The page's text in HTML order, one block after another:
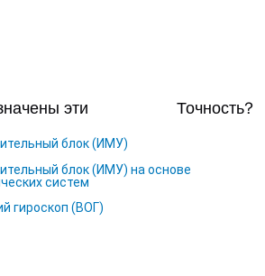
эти
Точность？
блок (ИМУ)
блок (ИМУ) на основе
систем
гироскоп (ВОГ)